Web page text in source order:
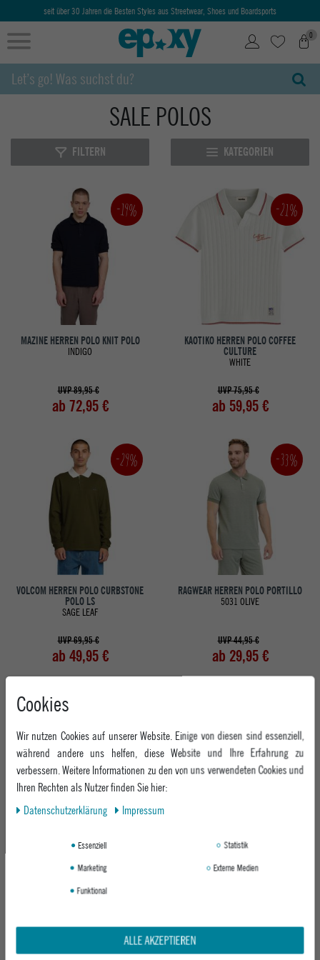
seit über 30 Jahren die Besten Styles aus Streetwear, Shoes und Boardsports
0
SALE POLOS
FILTERN KATEGORIEN
-19%
MAZINE HERREN POLO KNIT POLO
INDIGO
UVP 89,95 €
ab 72,95 €
-21%
KAOTIKO HERREN POLO COFFEE
CULTURE
WHITE
UVP 75,95 €
ab 59,95 €
-29%
VOLCOM HERREN POLO CURBSTONE
POLO LS
SAGE LEAF
UVP 69,95 €
ab 49,95 €
-33%
RAGWEAR HERREN POLO PORTILLO
5031 OLIVE
UVP 44,95 €
ab 29,95 €
BILLABONG HERREN POLO SHIBUYA
POLO
NAVY
UVP 45,95 €
Cookies
Wir nutzen Cookies auf unserer Website. Einige von diesen sind essenziell,
während andere uns helfen, diese Website und Ihre Erfahrung zu
verbessern. Weitere Informationen zu den von uns verwendeten Cookies und
Ihren Rechten als Nutzer finden Sie hier:
Daten­schutz­erklärung
Impressum
Essenziell
Statistik
Marketing
Externe Medien
Funktional
ALLE AKZEPTIEREN